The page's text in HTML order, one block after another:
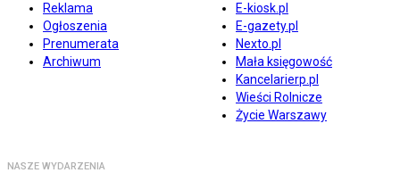
Reklama
Ogłoszenia
Prenumerata
Archiwum
E-kiosk.pl
E-gazety.pl
Nexto.pl
Mała księgowość
Kancelarierp.pl
Wieści Rolnicze
Życie Warszawy
NASZE WYDARZENIA